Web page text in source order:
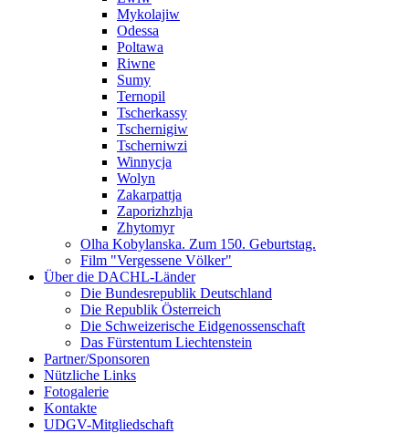
Mykolajiw
Odessa
Poltawa
Riwne
Sumy
Ternopil
Tscherkassy
Tschernigiw
Tscherniwzi
Winnycja
Wolyn
Zakarpattja
Zaporizhzhja
Zhytomyr
Olha Kobylanska. Zum 150. Geburtstag.
Film "Vergessene Völker"
Über die DACHL-Länder
Die Bundesrepublik Deutschland
Die Republik Österreich
Die Schweizerische Eidgenossenschaft
Das Fürstentum Liechtenstein
Partner/Sponsoren
Nützliche Links
Fotogalerie
Kontakte
UDGV-Mitgliedschaft